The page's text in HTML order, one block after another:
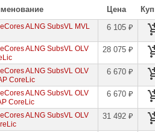
Цена
ALNG SubsVL MVL
6 105 ₽
ALNG SubsVL OLV
28 075 ₽
ALNG SubsVL OLV
CoreLic
6 670 ₽
ALNG SubsVL OLV
CoreLic
6 670 ₽
ALNG SubsVL OLV
31 492 ₽